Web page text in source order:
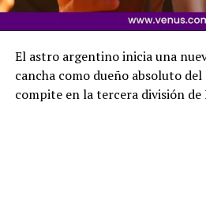
El astro argentino inicia una
cancha como dueño absoluto
compite en la tercera división de